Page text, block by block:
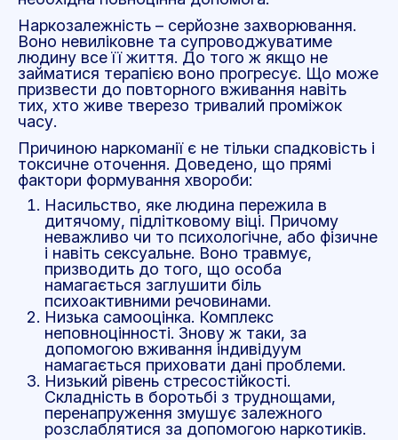
Наркозалежність – серйозне захворювання.
Воно невиліковне та супроводжуватиме
людину все її життя. До того ж якщо не
займатися терапією воно прогресує. Що може
призвести до повторного вживання навіть
тих, хто живе тверезо тривалий проміжок
часу.
Причиною наркоманії є не тільки спадковість і
токсичне оточення. Доведено, що прямі
фактори формування хвороби:
Насильство, яке людина пережила в
дитячому, підлітковому віці. Причому
неважливо чи то психологічне, або фізичне
і навіть сексуальне. Воно травмує,
призводить до того, що особа
намагається заглушити біль
психоактивними речовинами.
Низька самооцінка. Комплекс
неповноцінності. Знову ж таки, за
допомогою вживання індивідуум
намагається приховати дані проблеми.
Низький рівень стресостійкості.
Складність в боротьбі з труднощами,
перенапруження змушує залежного
розслаблятися за допомогою наркотиків.